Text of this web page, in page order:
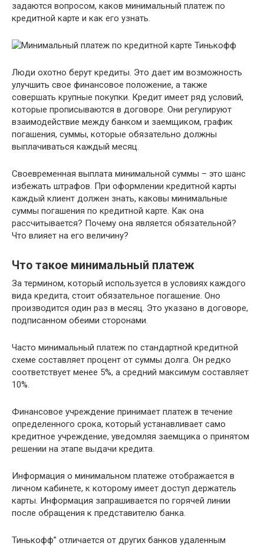
задаются вопросом, каков минимальный платеж по
кредитной карте и как его узнать.
Люди охотно берут кредиты. Это дает им возможность
улучшить свое финансовое положение, а также
совершать крупные покупки. Кредит имеет ряд условий,
которые прописываются в договоре. Они регулируют
взаимодействие между банком и заемщиком, график
погашения, суммы, которые обязательно должны
выплачиваться каждый месяц.
Своевременная выплата минимальной суммы – это шанс
избежать штрафов. При оформлении кредитной карты
каждый клиент должен знать, каковы минимальные
суммы погашения по кредитной карте. Как она
рассчитывается? Почему она является обязательной?
Что влияет на его величину?
Что такое минимальный платеж
За термином, который используется в условиях каждого
вида кредита, стоит обязательное погашение. Оно
производится один раз в месяц. Это указано в договоре,
подписанном обеими сторонами.
Часто минимальный платеж по стандартной кредитной
схеме составляет процент от суммы долга. Он редко
соответствует менее 5%, а средний максимум составляет
10%.
Финансовое учреждение принимает платеж в течение
определенного срока, который устанавливает само
кредитное учреждение, уведомляя заемщика о принятом
решении на этапе выдачи кредита.
Информация о минимальном платеже отображается в
личном кабинете, к которому имеет доступ держатель
карты. Информация запрашивается по горячей линии
после обращения к представителю банка.
Тинькофф” отличается от других банков удаленным